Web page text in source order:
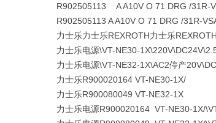
R902505113 A A10V O 71 DRG /31R-
R902505113 A A10V O 71 DRG /31R-
力士乐力士乐REXROTH力士乐
力士乐电源\VT-NE30-
力士乐电源\VT-NE32-1X\AC2停产
力士乐R900020164 VT-NE30-1X/
力士乐R900080049 VT-NE32-1X
力士乐电源R900020164 VT-NE30-1X/